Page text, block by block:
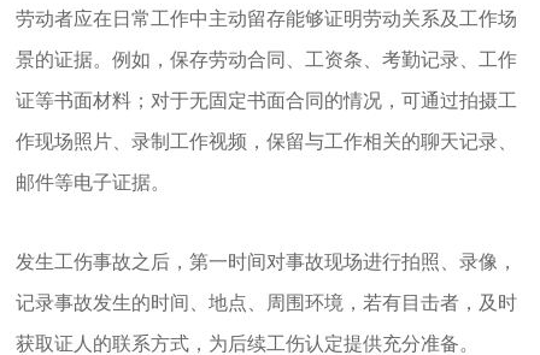
劳动者应在日常工作中主动留存能够证明劳动关系及工作场
景的证据。例如，保存劳动合同、工资条、考勤记录、工作
证等书面材料；对于无固定书面合同的情况，可通过拍摄工
作现场照片、录制工作视频，保留与工作相关的聊天记录、
邮件等电子证据。
发生工伤事故之后，第一时间对事故现场进行拍照、录像，
记录事故发生的时间、地点、周围环境，若有目击者，及时
获取证人的联系方式，为后续工伤认定提供充分准备。